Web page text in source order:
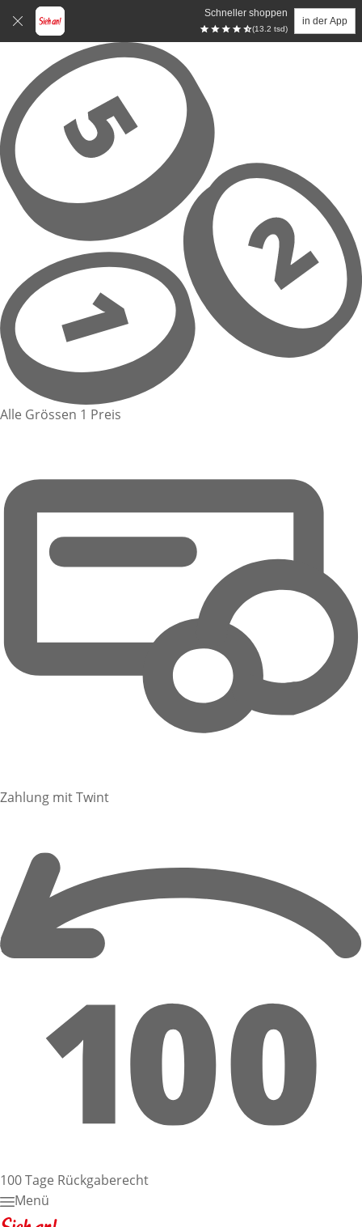
Schneller shoppen
(13.2 tsd)
in der App
Zum Hauptinhalt springen
Alle Grössen 1 Preis
Zahlung mit Twint
100 Tage Rückgaberecht
Menü